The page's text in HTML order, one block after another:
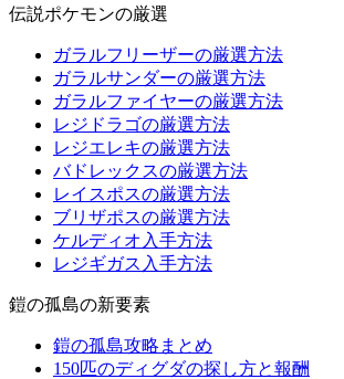
伝説ポケモンの厳選
ガラルフリーザーの厳選方法
ガラルサンダーの厳選方法
ガラルファイヤーの厳選方法
レジドラゴの厳選方法
レジエレキの厳選方法
バドレックスの厳選方法
レイスポスの厳選方法
ブリザポスの厳選方法
ケルディオ入手方法
レジギガス入手方法
鎧の孤島の新要素
鎧の孤島攻略まとめ
150匹のディグダの探し方と報酬